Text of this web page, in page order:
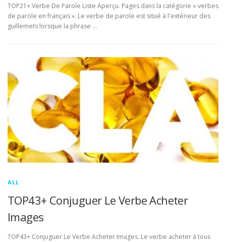
TOP21+ Verbe De Parole Liste Aperçu. Pages dans la catégorie « verbes
de parole en français ». Le verbe de parole est situé à l'extérieur des
guillemets lorsque la phrase …
ALL
TOP43+ Conjuguer Le Verbe Acheter
Images
TOP43+ Conjuguer Le Verbe Acheter Images. Le verbe acheter à tous